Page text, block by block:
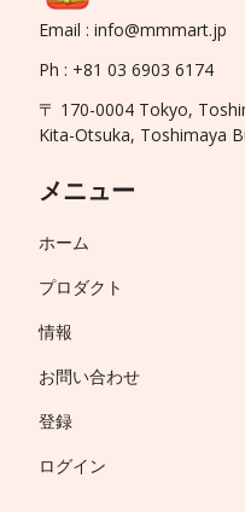
Email : info@mmmart.jp
Ph : +81 03 6903 6174
〒 170-0004 Tokyo,
Kita-Otsuka, Toshimaya
メニュー
ホーム
プロダクト
情報
お問い合わせ
登録
ログイン